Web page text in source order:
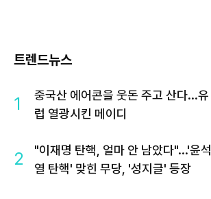
트렌드뉴스
1
중국산 에어콘을 웃돈 주고 산다...유
럽 열광시킨 메이디
2
"이재명 탄핵, 얼마 안 남았다"...'윤석
열 탄핵' 맞힌 무당, '성지글' 등장